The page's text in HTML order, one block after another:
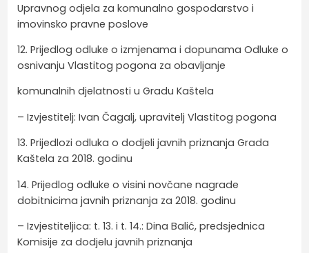
Upravnog odjela za komunalno gospodarstvo i
imovinsko pravne poslove
12. Prijedlog odluke o izmjenama i dopunama Odluke o
osnivanju Vlastitog pogona za obavljanje
komunalnih djelatnosti u Gradu Kaštela
– Izvjestitelj: Ivan Čagalj, upravitelj Vlastitog pogona
13. Prijedlozi odluka o dodjeli javnih priznanja Grada
Kaštela za 2018. godinu
14. Prijedlog odluke o visini novčane nagrade
dobitnicima javnih priznanja za 2018. godinu
– Izvjestiteljica: t. 13. i t. 14.: Dina Balić, predsjednica
Komisije za dodjelu javnih priznanja